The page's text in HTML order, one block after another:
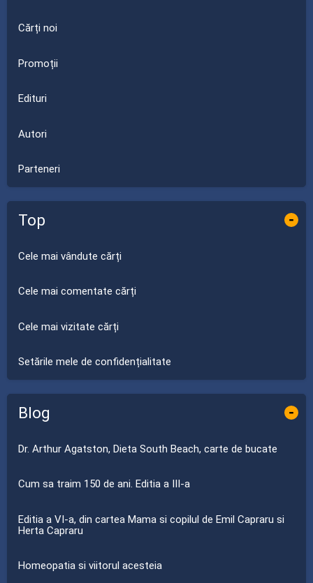
Cărți noi
Promoții
Edituri
Autori
Parteneri
Top -
Cele mai vândute cărți
Cele mai comentate cărți
Cele mai vizitate cărți
Setările mele de confidențialitate
Blog -
Dr. Arthur Agatston, Dieta South Beach, carte de bucate
Cum sa traim 150 de ani. Editia a III-a
Editia a VI-a, din cartea Mama si copilul de Emil Capraru si
Herta Capraru
Homeopatia si viitorul acesteia